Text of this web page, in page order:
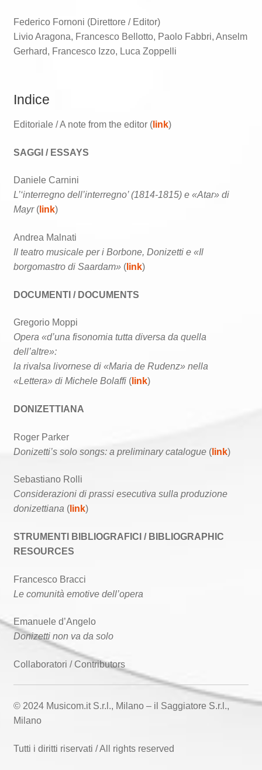
Federico Fornoni (Direttore / Editor)
Livio Aragona, Francesco Bellotto, Paolo Fabbri, Anselm
Gerhard, Francesco Izzo, Luca Zoppelli
Indice
Editoriale / A note from the editor (link)
SAGGI / ESSAYS
Daniele Carnini
L’‘interregno dell’interregno’ (1814-1815) e «Atar» di
Mayr(link)
Andrea Malnati
Il teatro musicale per i Borbone, Donizetti e «Il
borgomastro di Saardam»(link)
DOCUMENTI / DOCUMENTS
Gregorio Moppi
Opera «d’una fisonomia tutta diversa da quella
dell’altre»:
la rivalsa livornese di «Maria de Rudenz» nella
«Lettera» di Michele Bolaffi(link)
DONIZETTIANA
Roger Parker
Donizetti’s solo songs: a preliminary catalogue(link)
Sebastiano Rolli
Considerazioni di prassi esecutiva sulla produzione
donizettiana (link)
STRUMENTI BIBLIOGRAFICI / BIBLIOGRAPHIC
RESOURCES
Francesco Bracci
Le comunità emotive dell’opera
Emanuele d’Angelo
Donizetti non va da solo
Collaboratori / Contributors
© 2024 Musicom.it S.r.l., Milano – il Saggiatore S.r.l.,
Milano
Tutti i diritti riservati / All rights reserved